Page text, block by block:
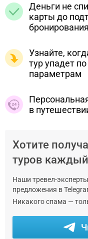
Деньги не
карты до
бронирования
Узнайте,
тур упадет
параметрам
в
Хотите
туров
Наши тревел-
предложения в
Никакого спама —